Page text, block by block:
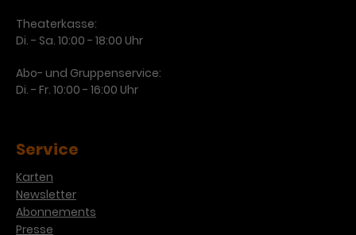
Theaterkasse:
Di. - Sa. 10:00 - 18:00 Uhr
Abo- und Gruppenservice:
Di. - Fr. 10:00 - 16:00 Uhr
Service
Karten
Newsletter
Abonnements
Presse